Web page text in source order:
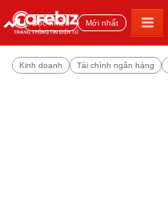
Đọc nhiều Mới nhất
Kinh doanh Tài chính ngân hàng